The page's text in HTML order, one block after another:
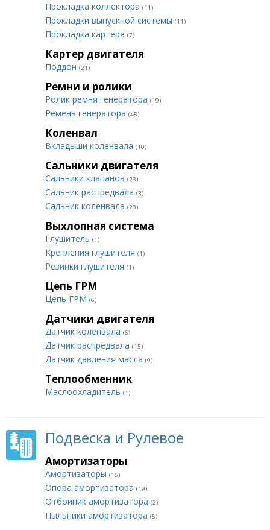
Прокладка коллектора (11)
Прокладки выпускной системы (11)
Прокладка картера (7)
Картер двигателя
Поддон (21)
Ремни и ролики
Ролик ремня генератора (19)
Ремень генератора (48)
Коленвал
Вкладыши коленвала (10)
Сальники двигателя
Сальники клапанов (23)
Сальник распредвала (3)
Сальник коленвала (28)
Выхлопная система
Глушитель (1)
Крепления глушителя (1)
Резинки глушителя (1)
Цепь ГРМ
Цепь ГРМ (6)
Датчики двигателя
Датчик коленвала (6)
Датчик распредвала (15)
Датчик давления масла (9)
Теплообменник
Маслоохладитель (1)
Подвеска и Рулевое
Амортизаторы
Амортизаторы (15)
Опора амортизатора (19)
Отбойник амортизатора (2)
Пыльники амортизатора (5)